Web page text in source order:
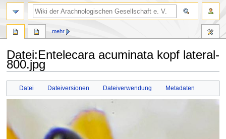
Datei:Entelecara acuminata kopf lateral-
800.jpg
Datei Dateiversionen Dateiverwendung Metadaten
mehr